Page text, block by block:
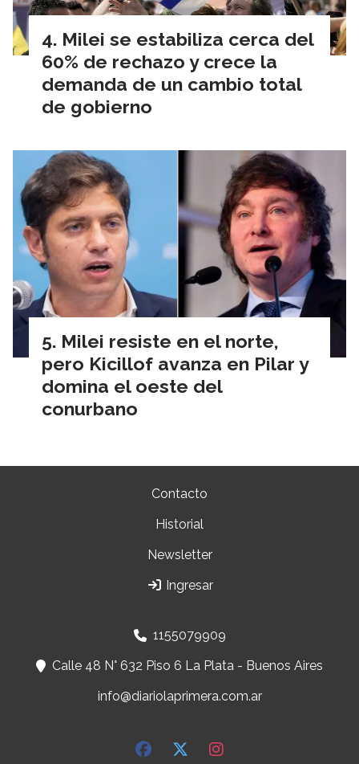
Milei se estabiliza cerca del
60% de rechazo y crece la
demanda de un cambio total
de gobierno
Milei resiste en el norte,
pero Kicillof avanza en Pilar y
domina el oeste del
conurbano
Contacto
Historial
Newsletter
Ingresar
1155079909
Calle 48 N° 632 Piso 6 La Plata - Buenos Aires
info@diariolaprimera.com.ar